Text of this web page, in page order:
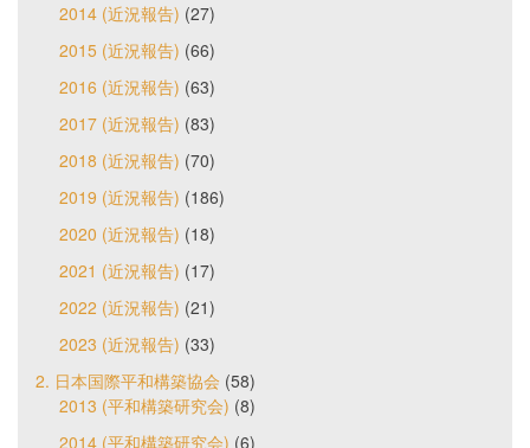
2014 (近況報告) (27)
2015 (近況報告) (66)
2016 (近況報告) (63)
2017 (近況報告) (83)
2018 (近況報告) (70)
2019 (近況報告) (186)
2020 (近況報告) (18)
2021 (近況報告) (17)
2022 (近況報告) (21)
2023 (近況報告) (33)
2. 日本国際平和構築協会 (58)
2013 (平和構築研究会) (8)
2014 (平和構築研究会) (6)